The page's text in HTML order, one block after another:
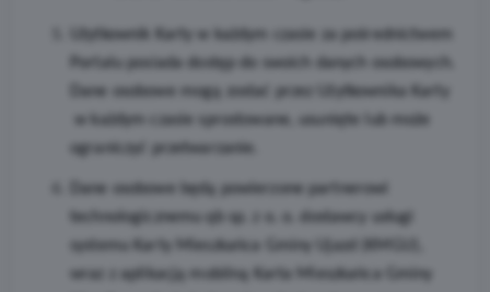
Użytkownik Karty w każdym czasie za pośrednictwem
Dane osobowe mogą zostać przez Użytkownika Karty
ograniczyć przetwarzanie.
Dane osobowe będą powierzone partnerowi
technologicznemu qb sp. z o. o. dostawcy usługi
wraz z aplikacją mobilną Karta Mieszkańca Gminy